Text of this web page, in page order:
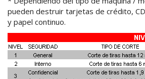
pueden destruir tarjetas de crédito,
y papel continuo.